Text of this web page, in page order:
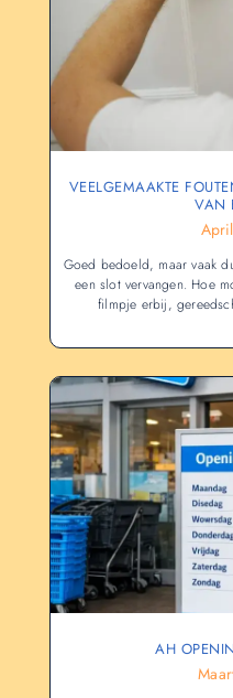
VEELGEMAAKTE
VAN
Goed bedoeld, maar vaak
een slot vervangen. Hoe
filmpje erbij,
AH